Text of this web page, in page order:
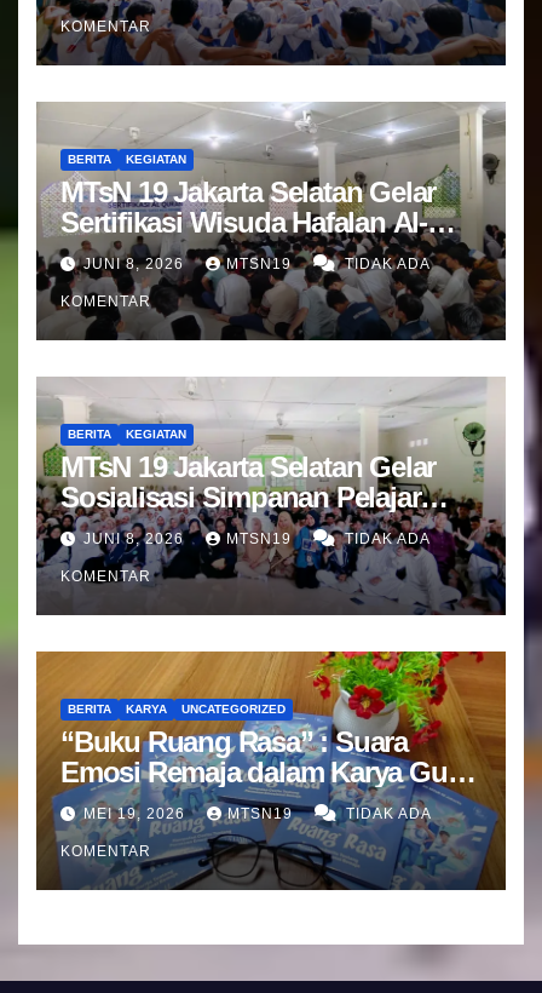
KOMENTAR
BERITA KEGIATAN
MTsN 19 Jakarta Selatan Gelar
Sertifikasi Wisuda Hafalan Al-
Qur’an
JUNI 8, 2026 MTSN19 TIDAK ADA
KOMENTAR
BERITA KEGIATAN
MTsN 19 Jakarta Selatan Gelar
Sosialisasi Simpanan Pelajar
(SIMPEL) Bersama Bank Mandiri
JUNI 8, 2026 MTSN19 TIDAK ADA
KOMENTAR
BERITA KARYA UNCATEGORIZED
“Buku Ruang Rasa” : Suara
Emosi Remaja dalam Karya Guru
BK MTsN 19 Jakarta Selatan
MEI 19, 2026 MTSN19 TIDAK ADA
KOMENTAR